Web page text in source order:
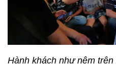
Hành khách như nêm